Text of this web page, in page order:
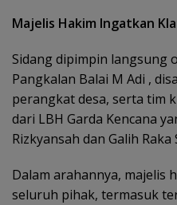
Majelis Hakim Ingatkan
Sidang dipimpin langsung
Pangkalan Balai M Adi ,
perangkat desa, serta tim
dari LBH Garda Kencana
Rizkyansah dan Galih Raka
Dalam arahannya, majelis
seluruh pihak, termasuk